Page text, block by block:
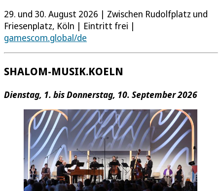
29. und 30. August 2026 | Zwischen Rudolfplatz und
Friesenplatz, Köln | Eintritt frei |
gamescom.global/de
SHALOM-MUSIK.KOELN
Dienstag, 1. bis Donnerstag, 10. September 2026